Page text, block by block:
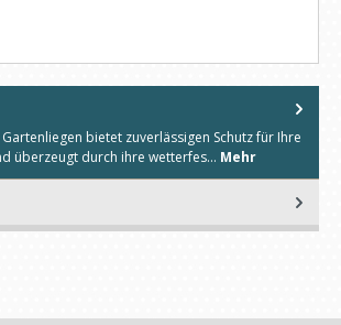
bietet zuverlässigen Schutz für Ihre
überzeugt durch ihre wetterfes… Mehr